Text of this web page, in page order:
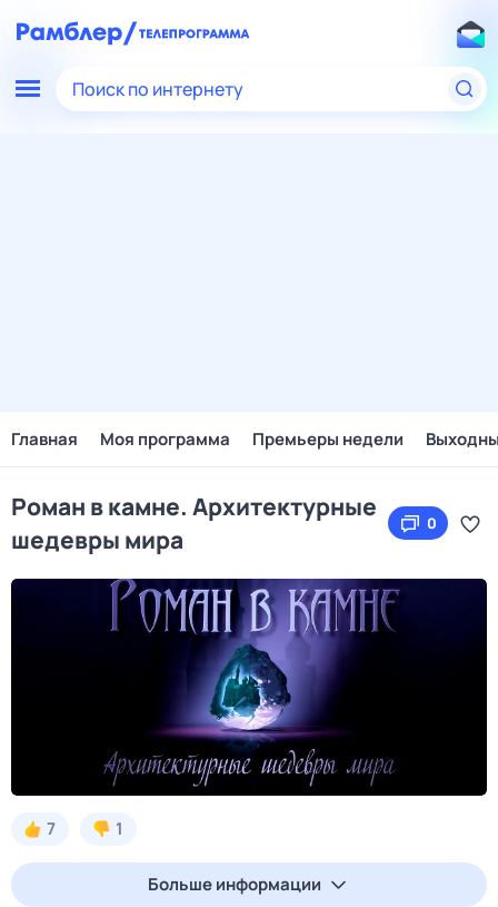
Поиск по интернету
Главная Моя программа Премьеры недели
Роман в камне. Архитектурные
шедевры мира
0
7 1
Больше информации